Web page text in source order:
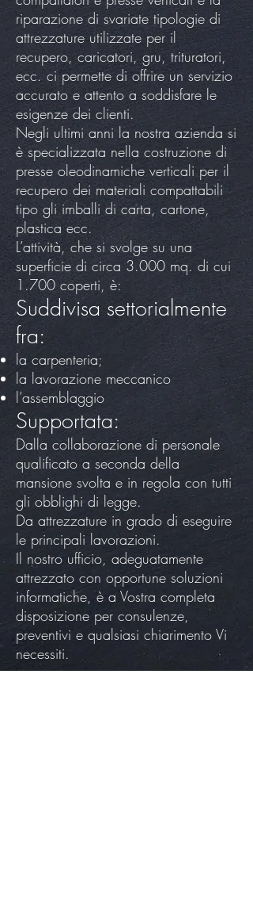
riparazione di svariate tipologie di
attrezzature utilizzate per il
recupero, caricatori, gru, trituratori,
ecc. ci permette di offrire un servizio
accurato e attento a soddisfare le
esigenze dei clienti.
Negli ultimi anni la nostra azienda si
è specializzata nella costruzione di
presse oleodinamiche verticali per il
recupero dei materiali compattabili
tipo gli imballi di carta, cartone,
plastica ecc.
L’attività, che si svolge su una
superficie di circa 3.000 mq. di cui
1.700 coperti, è:
Suddivisa settorialmente
fra:
la carpenteria;
la lavorazione meccanico
l’assemblaggio
Supportata:
Dalla collaborazione di personale
qualificato a seconda della
mansione svolta e in regola con tutti
gli obblighi di legge.
Da attrezzature in grado di eseguire
le principali lavorazioni.
Il nostro ufficio, adeguatamente
attrezzato con opportune soluzioni
informatiche, è a Vostra completa
disposizione per consulenze,
preventivi e qualsiasi chiarimento Vi
necessiti.